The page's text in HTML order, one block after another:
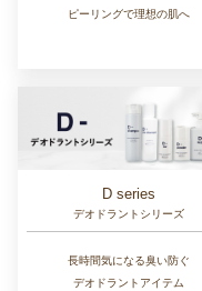
ピーリングで理想の肌へ
D series
デオドラントシリーズ
長時間気になる臭い防ぐ
デオドラントアイテム